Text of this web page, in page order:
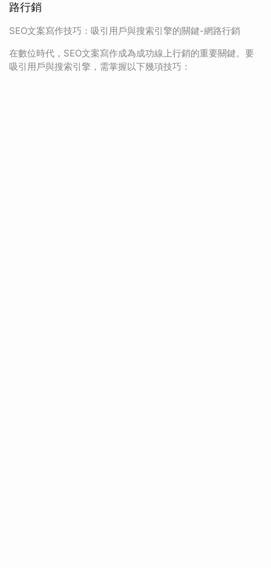
路行銷
SEO文案寫作技巧：吸引用戶與搜索引擎的關鍵-網路行銷
在數位時代，SEO文案寫作成為成功線上行銷的重要關鍵。要
吸引用戶與搜索引擎，需掌握以下幾項技巧：